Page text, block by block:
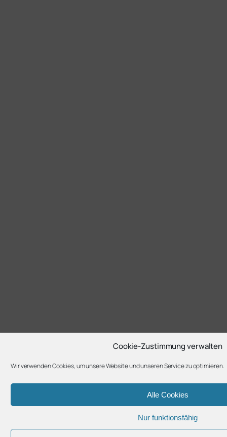
Cookie-Zustimmung verwalten
Wir verwenden Cookies, um unsere Website und unseren Service zu optimieren.
Alle Cookies
Nur funktionsfähig